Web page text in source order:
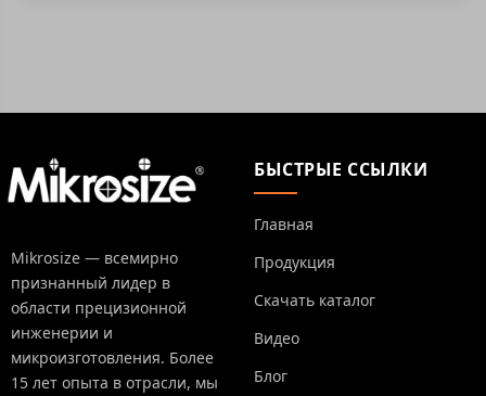
Mikrosize — всемирно
признанный лидер в
области прецизионной
инженерии и
микроизготовления. Более
15 лет опыта в отрасли, мы
БЫСТРЫЕ ССЫЛКИ
Главная
Продукция
Скачать каталог
Видео
Блог